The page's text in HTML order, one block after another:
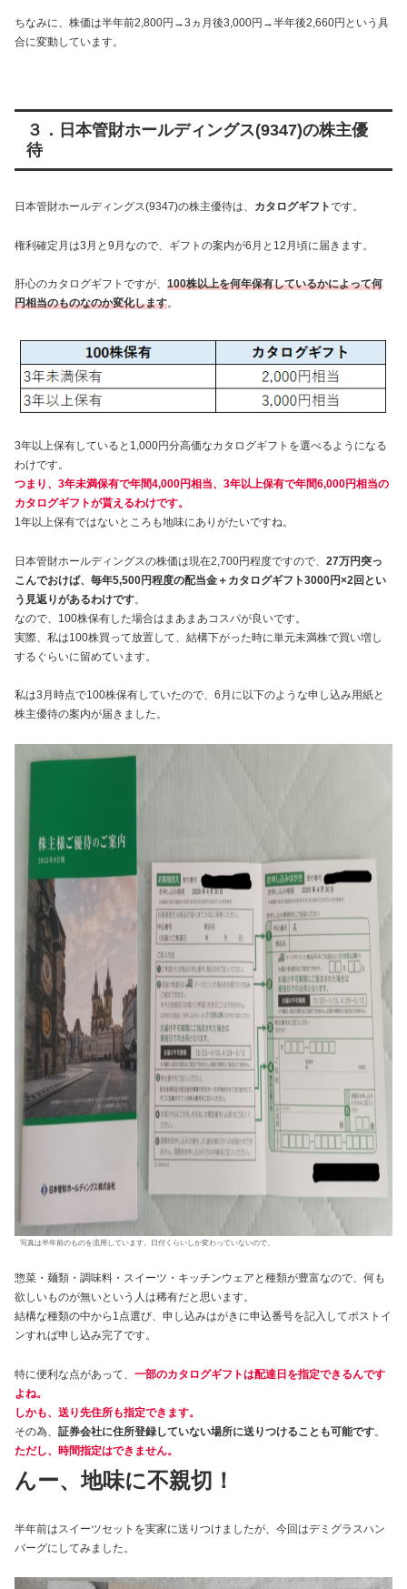
ちなみに、株価は半年前2,800円→3ヵ月後3,000円→半年後2,660円という具
合に変動しています。
３．日本管財ホールディングス(9347)の株主優
待
日本管財ホールディングス(9347)の株主優待は、 カタログギフトです。
権利確定月は3月と9月なので、ギフトの案内が6月と12月頃に届きます。
肝心のカタログギフトですが、 100株以上を何年保有しているかによって何
円相当のものなのか変化します。
3年以上保有していると1,000円分高価なカタログギフトを選べるようになる
わけです。
つまり、3年未満保有で年間4,000円相当、3年以上保有で年間6,000円相当の
カタログギフトが貰えるわけです。
1年以上保有ではないところも地味にありがたいですね。
日本管財ホールディングスの株価は現在2,700円程度ですので、 27万円突っ
こんでおけば、毎年5,500円程度の配当金＋カタログギフト3000円×2回とい
う見返りがあるわけです。
なので、100株保有した場合はまあまあコスパが良いです。
実際、私は100株買って放置して、結構下がった時に単元未満株で買い増し
するぐらいに留めています。
私は3月時点で100株保有していたので、6月に以下のような申し込み用紙と
株主優待の案内が届きました。
写真は半年前のものを流用しています。日付くらいしか変わっていないので。
惣菜・麺類・調味料・スイーツ・キッチンウェアと種類が豊富なので、何も
欲しいものが無いという人は稀有だと思います。
結構な種類の中から1点選び、申し込みはがきに申込番号を記入してポストイ
ンすれば申し込み完了です。
特に便利な点があって、 一部のカタログギフトは配達日を指定できるんです
よね。
しかも、送り先住所も指定できます。
その為、 証券会社に住所登録していない場所に送りつけることも可能です。
ただし、時間指定はできません。
んー、地味に不親切！
半年前はスイーツセットを実家に送りつけましたが、今回はデミグラスハン
バーグにしてみました。